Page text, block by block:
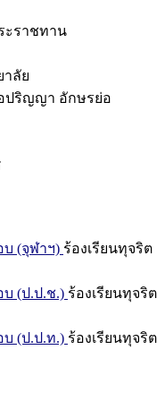
ะราชทาน
าลัย
ปริญญา อักษรย่อ
(จุฬาฯ) ร้องเรียนทุจริต
(ป.ป.ช.) ร้องเรียนทุจริต
(ป.ป.ท.) ร้องเรียนทุจริต